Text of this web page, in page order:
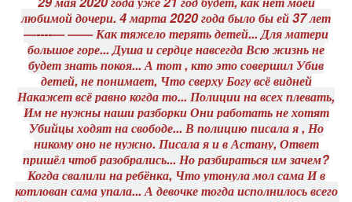
любимой дочери. 4 марта 2020 года было бы ей 37 лет
—----— —— Как тяжело терять детей... Для матери
большое горе... Душа и сердце навсегда Всю жизнь не
будет знать покоя... А тот , кто это совершил Убив
детей, не понимает, Что сверху Богу всё видней
Накажет всё равно когда то... Полиции на всех плевать,
Им не нужны наши разборки Они работать не хотят
Убийцы ходят на свободе... В полицию писала я , Но
никому оно не нужно. Писала я и в Астану, Ответ
пришёл чтоб разобрались... Но разбираться им зачем?
Когда свалили на ребёнка, Что утонула мол сама И в
котлован сама упала... А девочке тогда исполнилось всего